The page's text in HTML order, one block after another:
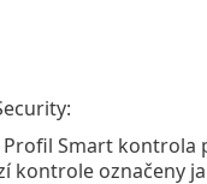
Smart kontrola
označeny